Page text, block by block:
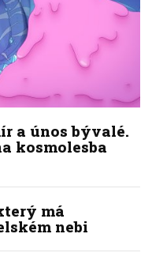
a únos bývalé.
kosmolesba
má
nebi